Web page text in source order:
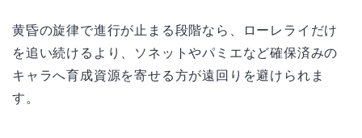
黄昏の旋律で進行が止まる段階なら、ローレライだけ
を追い続けるより、ソネットやパミエなど確保済みの
キャラへ育成資源を寄せる方が遠回りを避けられま
す。